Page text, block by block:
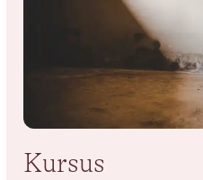
Kursus